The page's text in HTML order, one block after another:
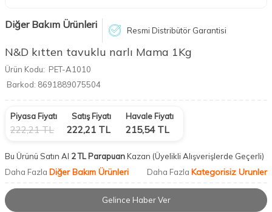
Diğer Bakım Ürünleri Resmi Distribütör Garantisi
N&D kıtten tavuklu narlı Mama 1Kg
Ürün Kodu: PET-A1010
Barkod: 8691889075504
Piyasa Fiyatı
222,21TL
Satış Fiyatı
222,21 TL
Havale Fiyatı
215,54TL
Bu Ürünü Satın Al 2 TL ParapuanKazan (Üyelikli Alışverişlerde Geçerli)
Daha Fazla Diğer Bakım Ürünleri Daha Fazla Kategorisiz Urunler
Gelince Haber Ver